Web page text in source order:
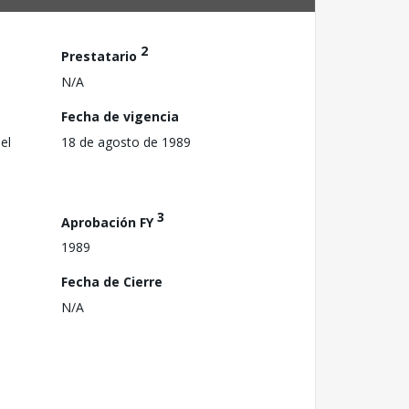
Prestatario 2
N/A
Fecha de vigencia
18 de agosto de 1989
Aprobación FY3
1989
Fecha de Cierre
N/A